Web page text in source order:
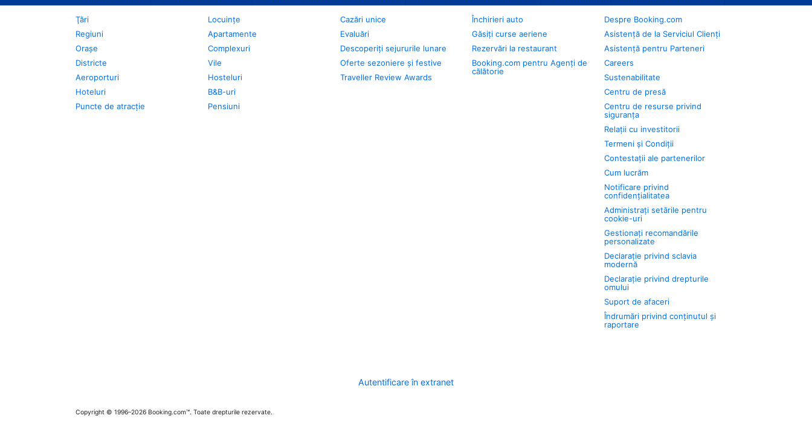
Ţări
Regiuni
Oraşe
Districte
Aeroporturi
Hoteluri
Puncte de atracţie
Locuințe
Apartamente
Complexuri
Vile
Hosteluri
B&B-uri
Pensiuni
Cazări unice
Evaluări
Descoperiți sejururile lunare
Oferte sezoniere și festive
Traveller Review Awards
Închirieri auto
Găsiți curse aeriene
Rezervări la restaurant
Booking.com pentru Agenți de
călătorie
Despre Booking.com
Asistență de la Serviciul Clienți
Asistență pentru Parteneri
Careers
Sustenabilitate
Centru de presă
Centru de resurse privind
siguranța
Relații cu investitorii
Termeni și Condiții
Contestații ale partenerilor
Cum lucrăm
Notificare privind
confidențialitatea
Administrați setările pentru
cookie-uri
Gestionați recomandările
personalizate
Declarație privind sclavia
modernă
Declarație privind drepturile
omului
Suport de afaceri
Îndrumări privind conținutul și
raportare
Autentificare în extranet
Copyright © 1996–2026 Booking.com™. Toate drepturile rezervate.